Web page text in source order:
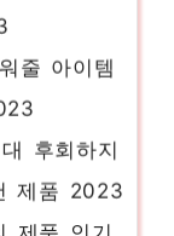
줄 아이템
후회하지
제품 2023
제품 인기